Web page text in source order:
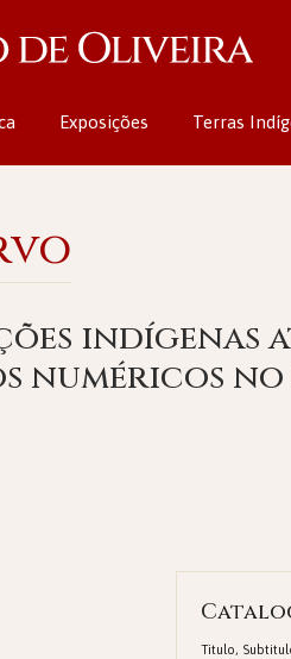
Exposições Terras
indígenas
no
Titulo,